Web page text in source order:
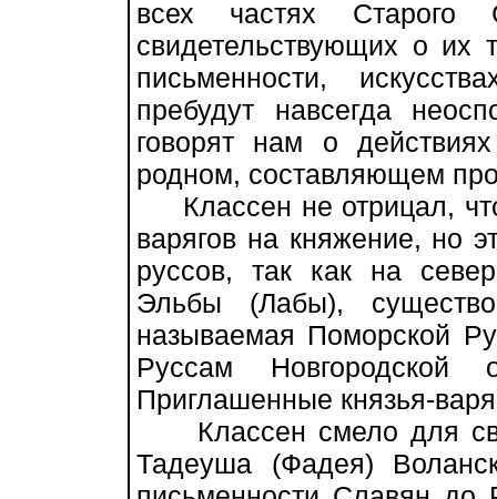
всех частях Старого
свидетельствующих о
письменности,
пребудут навсегда
говорят нам о
родном, составляющем
Классен не отрицал,
варягов на княжение, но
руссов, так как на
Эльбы (Лабы),
называемая Поморской
Руссам Новгородской
Приглашенные князья-
Классен смело для
Тадеуша (Фадея)